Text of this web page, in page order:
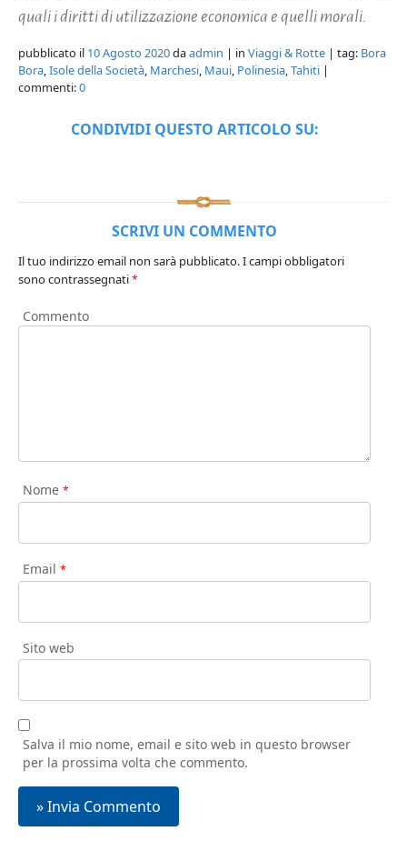
quali i diritti di utilizzazione economica e quelli morali.
pubblicato il 10 Agosto 2020daadmin | in Viaggi & Rotte | tag: Bora
Bora,Isole della Società, Marchesi, Maui, Polinesia,Tahiti |
commenti:0
CONDIVIDI QUESTO ARTICOLO SU:
SCRIVI UN COMMENTO
Il tuo indirizzo email non sarà pubblicato.I campi obbligatori
sono contrassegnati*
Commento
Nome *
Email *
Sito web
Salva il mio nome, email e sito web in questo browser
per la prossima volta che commento.